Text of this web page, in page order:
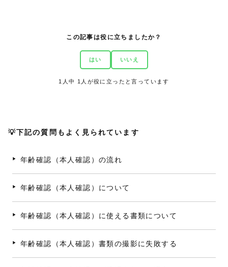
この記事は役に立ちましたか？
はい いいえ
1 人中 1 人が役に立ったと言っています
💡下記の質問もよく見られています
年齢確認（本人確認）の流れ
年齢確認（本人確認）について
年齢確認（本人確認）に使える書類について
年齢確認（本人確認）書類の撮影に失敗する